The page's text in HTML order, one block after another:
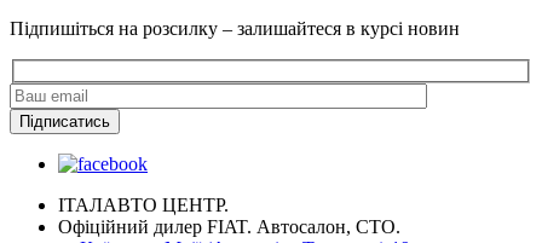
Підпишіться на розсилку – залишайтеся в курсі новин
ІТАЛАВТО ЦЕНТР.
Офіційний дилер FIAT. Автосалон, СТО.